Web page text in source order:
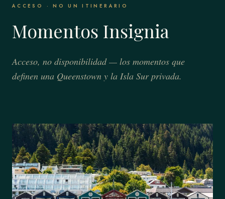
ACCESO · NO UN ITINERARIO
Momentos Insignia
Acceso, no disponibilidad — los momentos que
definen una Queenstown y la Isla Sur privada.